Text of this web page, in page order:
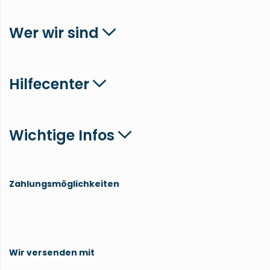
Wer wir sind
Hilfecenter
Wichtige Infos
Zahlungsmöglichkeiten
Wir versenden mit